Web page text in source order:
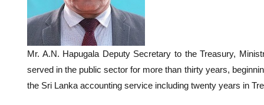
Mr. A.N. Hapugala Deputy Secretary to the Treasury,
served in the public sector for more than thirty years,
the Sri Lanka accounting service including twenty years in